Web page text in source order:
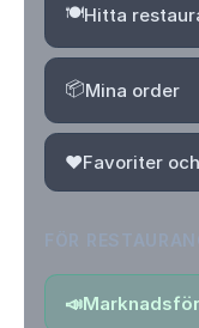
🍽️Hitta
📦Mina order
❤️Favoriter
📣